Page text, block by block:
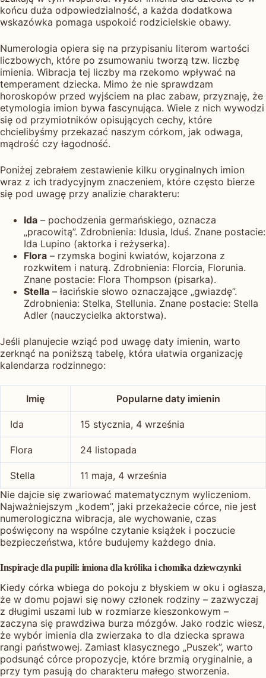
końcu duża odpowiedzialność, a każda dodatkowa
wskazówka pomaga uspokoić rodzicielskie obawy.
Numerologia opiera się na przypisaniu literom wartości
liczbowych, które po zsumowaniu tworzą tzw. liczbę
imienia. Wibracja tej liczby ma rzekomo wpływać na
temperament dziecka. Mimo że nie sprawdzam
horoskopów przed wyjściem na plac zabaw, przyznaję, że
etymologia imion bywa fascynująca. Wiele z nich wywodzi
się od przymiotników opisujących cechy, które
chcielibyśmy przekazać naszym córkom, jak odwaga,
mądrość czy łagodność.
Poniżej zebrałem zestawienie kilku oryginalnych imion
wraz z ich tradycyjnym znaczeniem, które często bierze
się pod uwagę przy analizie charakteru:
Ida – pochodzenia germańskiego, oznacza
„pracowitą”. Zdrobnienia: Idusia, Iduś. Znane postacie:
Ida Lupino (aktorka i reżyserka).
Flora – rzymska bogini kwiatów, kojarzona z
rozkwitem i naturą. Zdrobnienia: Florcia, Florunia.
Znane postacie: Flora Thompson (pisarka).
Stella – łacińskie słowo oznaczające „gwiazdę”.
Zdrobnienia: Stelka, Stellunia. Znane postacie: Stella
Adler (nauczycielka aktorstwa).
Jeśli planujecie wziąć pod uwagę daty imienin, warto
zerknąć na poniższą tabelę, która ułatwia organizację
kalendarza rodzinnego:
Imię Popularne daty imienin
Ida 15 stycznia, 4 września
Flora 24 listopada
Stella
11 maja, 4 września
Nie dajcie się zwariować matematycznym wyliczeniom.
Najważniejszym „kodem”, jaki przekażecie córce, nie jest
numerologiczna wibracja, ale wychowanie, czas
poświęcony na wspólne czytanie książek i poczucie
bezpieczeństwa, które budujemy każdego dnia.
Inspiracje dla pupili: imiona dla królika i chomika dziewczynki
Kiedy córka wbiega do pokoju z błyskiem w oku i ogłasza,
że w domu pojawi się nowy członek rodziny – zazwyczaj
z długimi uszami lub w rozmiarze kieszonkowym –
zaczyna się prawdziwa burza mózgów. Jako rodzic wiesz,
że wybór imienia dla zwierzaka to dla dziecka sprawa
rangi państwowej. Zamiast klasycznego „Puszek”, warto
podsunąć córce propozycje, które brzmią oryginalnie, a
przy tym pasują do charakteru małego stworzenia.